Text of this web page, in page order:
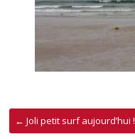
← Joli petit surf aujourd’hui !